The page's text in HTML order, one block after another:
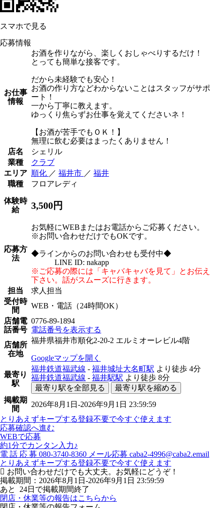
スマホで見る
応募情報
お仕事
情報
お酒を作りながら、楽しくおしゃべりするだけ！
とっても簡単な接客です。
だから未経験でも安心！
お酒の作り方などわからないことはスタッフがサポ
ート！
一から丁寧に教えます。
ゆっくり焦らずお仕事を覚えてくださいネ！
【お酒が苦手でもＯＫ！】
無理に飲む必要はまったくありません！
店名
シェリル
業種
クラブ
エリア 順化 ／ 福井市 ／ 福井
職種
フロアレディ
体験時
給
3,500円
応募方
法
お気軽にWEBまたはお電話からご応募ください。
※お問い合わせだけでもOKです。
◆ラインからのお問い合わせも受付中◆
LINE ID: nakapp
※ご応募の際には「キャバキャバを見て」とお伝え
下さい。話がスムーズに行きます。
担当
求人担当
受付時
間
WEB・電話（24時間OK）
店舗電
話番号
0776-89-1894
電話番号を表示する
店舗所
在地
福井県福井市順化2-20-2 エルミオーレビル4階
Googleマップを開く
最寄り
駅
福井鉄道福武線 - 福井城址大名町駅 より徒歩 4分
福井鉄道福武線 - 福井駅駅 より徒歩 8分
最寄り駅を全部見る
最寄り駅を縮める
掲載期
間
2026年8月1日-2026年9月1日 23:59:59
とりあえずキープする登録不要で今すぐ使えます
応募確認へ進む
WEBで応募
約1分でカンタン入力♪
電 話 応 募 080-3740-8360 メール応募 caba2-4996@caba2.email
とりあえずキープする登録不要で今すぐ使えます
お問い合わせだけでも大丈夫。お気軽にどうぞ！
掲載期間：2026年8月1日-2026年9月1日 23:59:59
あと 24日で掲載期間終了
閉店・休業等の報告はこちらから